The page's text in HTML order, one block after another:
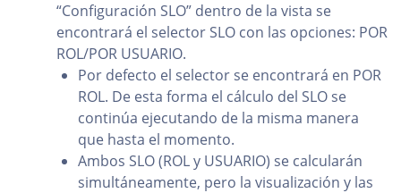
“Configuración SLO” dentro de la vista se
encontrará el selector SLO con las opciones: POR
ROL/POR USUARIO.
Por defecto el selector se encontrará en POR
ROL. De esta forma el cálculo del SLO se
continúa ejecutando de la misma manera
que hasta el momento.
Ambos SLO (ROL y USUARIO) se calcularán
simultáneamente, pero la visualización y las